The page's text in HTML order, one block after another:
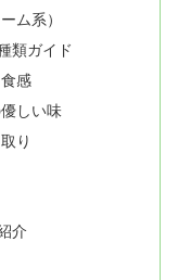
ム系）
類ガイド
感
しい味
り
介